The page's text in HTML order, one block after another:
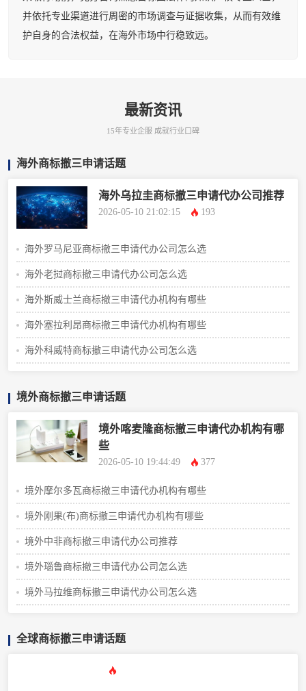
并依托专业渠道进行周密的市场调查与证据收集，从而有效维
护自身的合法权益，在海外市场中行稳致远。
最新资讯
15年专业企服 成就行业口碑
海外商标撤三申请话题
海外乌拉圭商标撤三申请代办公司推荐
2026-05-10 21:02:15 193
海外罗马尼亚商标撤三申请代办公司怎么选
海外老挝商标撤三申请代办公司怎么选
海外斯威士兰商标撤三申请代办机构有哪些
海外塞拉利昂商标撤三申请代办机构有哪些
海外科威特商标撤三申请代办公司怎么选
境外商标撤三申请话题
境外喀麦隆商标撤三申请代办机构有哪
些
2026-05-10 19:44:49 377
境外摩尔多瓦商标撤三申请代办机构有哪些
境外刚果(布)商标撤三申请代办机构有哪些
境外中非商标撤三申请代办公司推荐
境外瑙鲁商标撤三申请代办公司怎么选
境外马拉维商标撤三申请代办公司怎么选
全球商标撤三申请话题